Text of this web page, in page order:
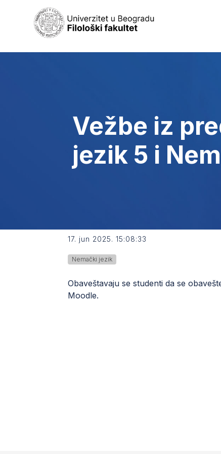
Vežbe iz
jezik 5 i
17. jun 2025. 15:08:33
Nemački jezik
Obaveštavaju se studenti da se
Moodle.